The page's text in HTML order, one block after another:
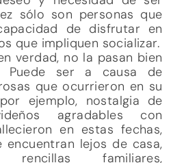
sólo son personas que
de disfrutar en
que impliquen socializar.
verdad, no la pasan bien
Puede ser a causa de
que ocurrieron en su
ejemplo, nostalgia de
agradables con
en estas fechas,
encuentran lejos de casa,
familiares,